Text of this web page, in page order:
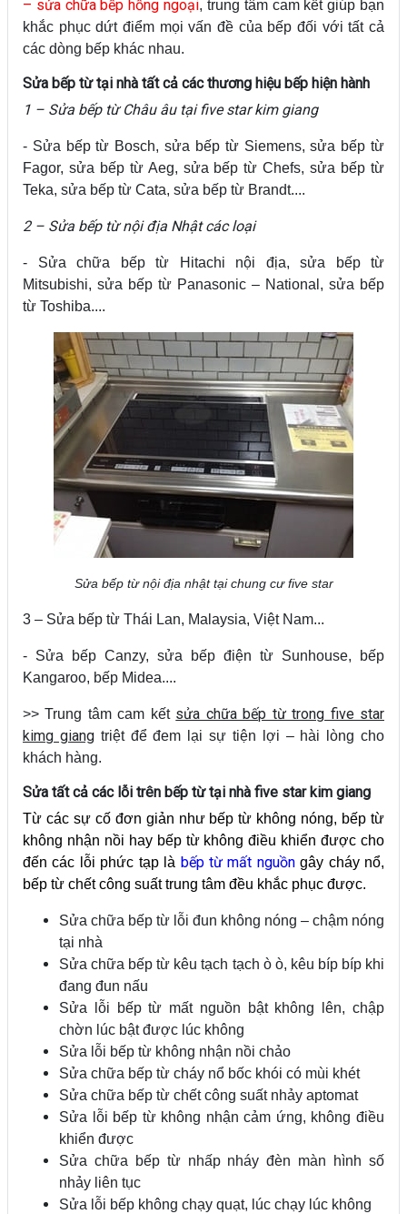
– sửa chữa bếp hồng ngoại, trung tâm cam kết giúp bạn
khắc phục dứt điểm mọi vấn đề của bếp đối với tất cả
các dòng bếp khác nhau.
Sửa bếp từ tại nhà tất cả các thương hiệu bếp hiện hành
1 – Sửa bếp từ Châu âu tại five star kim giang
- Sửa bếp từ Bosch, sửa bếp từ Siemens, sửa bếp từ
Fagor, sửa bếp từ Aeg, sửa bếp từ Chefs, sửa bếp từ
Teka, sửa bếp từ Cata, sửa bếp từ Brandt....
2 – Sửa bếp từ nội địa Nhật các loại
- Sửa chữa bếp từ Hitachi nội địa, sửa bếp từ
Mitsubishi, sửa bếp từ Panasonic – National, sửa bếp
từ Toshiba....
Sửa bếp từ nội địa nhật tại chung cư five star
3 – Sửa bếp từ Thái Lan, Malaysia, Việt Nam...
- Sửa bếp Canzy, sửa bếp điện từ Sunhouse, bếp
Kangaroo, bếp Midea....
>> Trung tâm cam kết sửa chữa bếp từ trong five star
kimg giangtriệt để đem lại sự tiện lợi – hài lòng cho
khách hàng.
Sửa tất cả các lỗi trên bếp từ tại nhà five star kim giang
Từ các sự cố đơn giản như bếp từ không nóng, bếp từ
không nhận nồi hay bếp từ không điều khiển được cho
đến các lỗi phức tạp là bếp từ mất nguồngây cháy nổ,
bếp từ chết công suất trung tâm đều khắc phục được.
Sửa chữa bếp từ lỗi đun không nóng – chậm nóng
tại nhà
Sửa chữa bếp từ kêu tạch tạch ò ò, kêu bíp bíp khi
đang đun nấu
Sửa lỗi bếp từ mất nguồn bật không lên, chập
chờn lúc bật được lúc không
Sửa lỗi bếp từ không nhận nồi chảo
Sửa chữa bếp từ cháy nổ bốc khói có mùi khét
Sửa chữa bếp từ chết công suất nhảy aptomat
Sửa lỗi bếp từ không nhận cảm ứng, không điều
khiển được
Sửa chữa bếp từ nhấp nháy đèn màn hình số
nhảy liên tục
Sửa lỗi bếp không chạy quạt, lúc chạy lúc không